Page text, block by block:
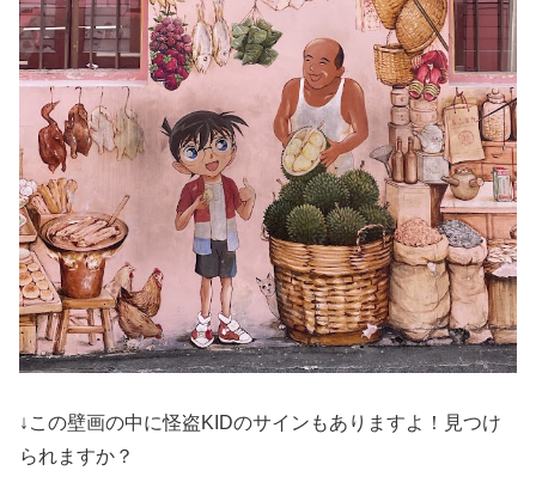
↓この壁画の中に怪盗KIDのサインもありますよ！見つけ
られますか？